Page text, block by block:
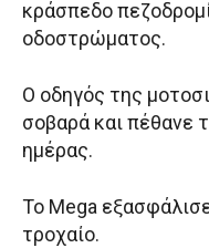
κράσπεδο
οδοστρώματος.
Ο οδηγός της
σοβαρά και πέθανε
ημέρας.
Το Mega
τροχαίο.